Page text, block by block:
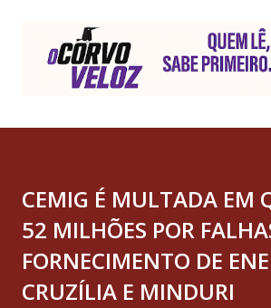
CEMIG É MULTADA EM
52 MILHÕES POR
FORNECIMENTO DE
CRUZÍLIA E MINDURI